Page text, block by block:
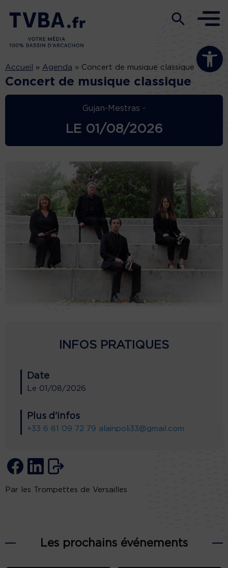
Ouvrir la
Accueil » Agenda » Concert de musique classique
Concert de musique classique
Gujan-Mestras -
LE 01/08/2026
INFOS PRATIQUES
Date
Le 01/08/2026
Plus d'infos
+33 6 81 09 72 79 alainpoli33@gmail.com
Par les Trompettes de Versailles
Les prochains événements